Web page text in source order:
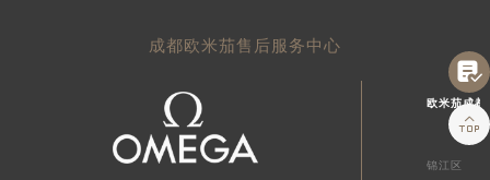
成都欧米茄售后服务中心
欧米茄成都
锦江区

